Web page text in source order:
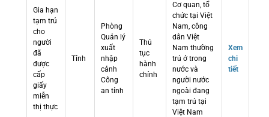
Gia hạn
tạm trú
cho
người
đã
được
cấp
giấy
miễn
thị thực
Tỉnh
Phòng
Quản lý
xuất
nhập
cảnh
Công
an tỉnh
Thủ
tục
hành
chính
Cơ quan, tổ
chức tại Việt
Nam, công
dân Việt
Nam thường
trú ở trong
nước và
người nước
ngoài đang
tạm trú tại
Việt Nam
Xem
chi
tiết